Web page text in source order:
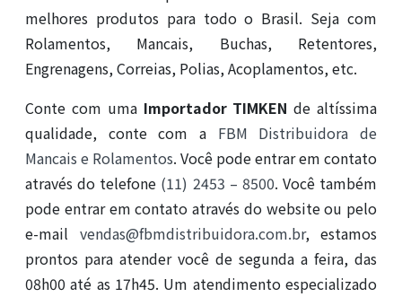
melhores produtos para todo o Brasil. Seja com
Rolamentos, Mancais, Buchas, Retentores,
Engrenagens, Correias, Polias, Acoplamentos, etc.
Conte com uma Importador TIMKEN de altíssima
qualidade, conte com a FBM Distribuidora de
Mancais e Rolamentos. Você pode entrar em contato
através do telefone (11) 2453 – 8500. Você também
pode entrar em contato através do website ou pelo
e-mail vendas@fbmdistribuidora.com.br, estamos
prontos para atender você de segunda a feira, das
08h00 até as 17h45. Um atendimento especializado